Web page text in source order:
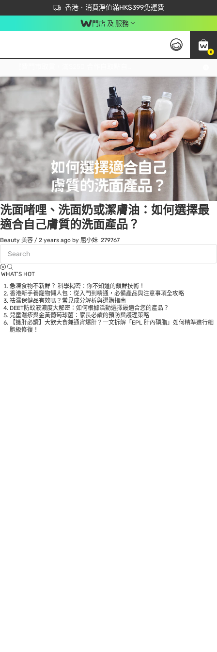
香港．消費淨值滿HK$399免運費
立即成為易賞錢會員盡享獨家優惠
首次APP下單買滿$450 輸入 NEWAPP 即減$50
門店 及 服務
0
Tag:洗面啫哩1 item(s) found
洗面啫哩、洗面奶或潔膚油：如何選擇最
適合自己膚質的洗面產品？
Beauty 美容 / 2 years ago by 屈小妹 279767
WHAT’S HOT
急凍食物不新鮮？ 科學揭密：你不知道的鎖鮮技術！
香港新手養寵物懶人包：從入門到精通，必備產品與注意事項全攻略
袪濕保健品有效嗎？常見成分解析與選購指南
DEET防蚊液濃度大解密：如何根據活動選擇最適合您的產品？
兒童濕疹與金黃葡萄球菌：家長必讀的預防與護理策略
【護肝必讀】大飲大食兼通宵爆肝？一文拆解「EPL 肝內磷脂」如何精準進行細
胞級修復！